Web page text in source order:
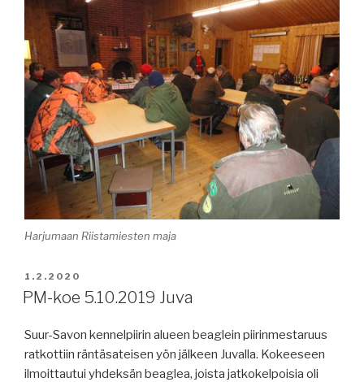
Harjumaan Riistamiesten maja
JULKAISTU
1.2.2020
PM-koe 5.10.2019 Juva
Suur-Savon kennelpiirin alueen beaglein piirinmestaruus
ratkottiin räntäsateisen yön jälkeen Juvalla. Kokeeseen
ilmoittautui yhdeksän beaglea, joista jatkokelpoisia oli